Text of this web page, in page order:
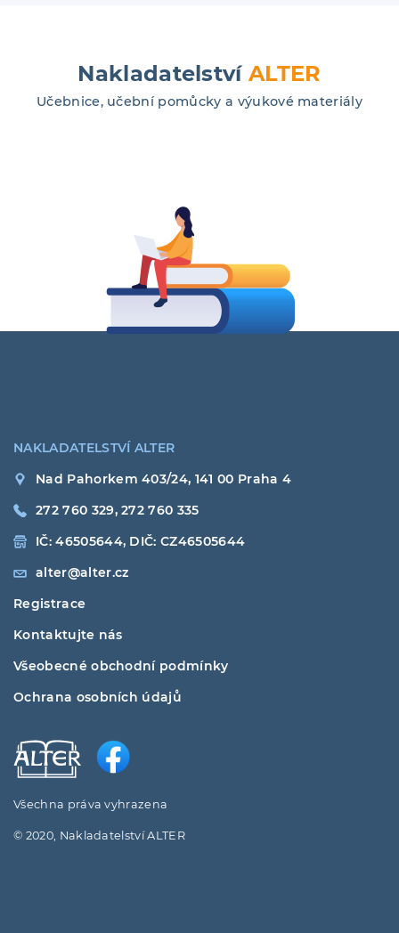
NakladatelstvíALTER
Učebnice, učební pomůcky a výukové materiály
NAKLADATELSTVÍ ALTER
Nad Pahorkem 403/24, 141 00 Praha 4
272 760 329, 272 760 335
IČ: 46505644, DIČ: CZ46505644
alter@alter.cz
Registrace
Kontaktujte nás
Všeobecné obchodní podmínky
Ochrana osobních údajů
Všechna práva vyhrazena
© 2020, Nakladatelství ALTER